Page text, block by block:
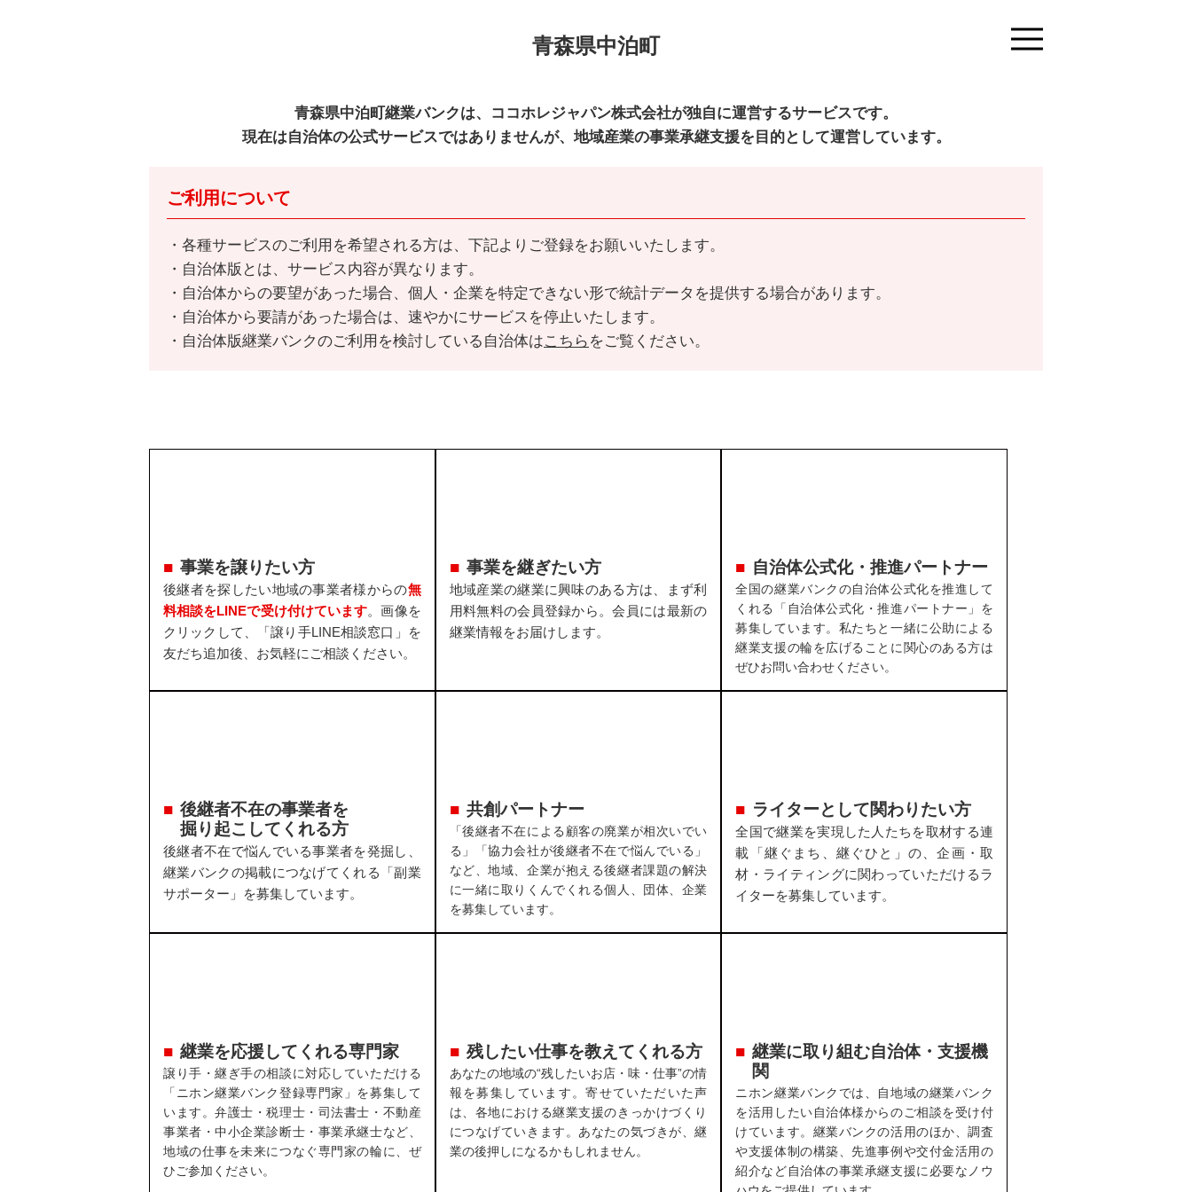
青森県中泊町
青森県中泊町継業バンクは、ココホレジャパン株式会社が独自に運営するサービスです。
現在は自治体の公式サービスではありませんが、地域産業の事業承継支援を目的として運営しています。
ご利用について
各種サービスのご利用を希望される方は、下記よりご登録をお願いいたします。
自治体版とは、サービス内容が異なります。
自治体からの要望があった場合、個人・企業を特定できない形で統計データを提供する場合があります。
自治体から要請があった場合は、速やかにサービスを停止いたします。
自治体版継業バンクのご利用を検討している自治体はこちら をご覧ください。
事業を譲りたい方
後継者を探したい地域の事業者様からの無
料相談をLINEで受け付けています。画像を
クリックして、「譲り手LINE相談窓口」を
友だち追加後、お気軽にご相談ください。
事業を継ぎたい方
地域産業の継業に興味のある方は、まず利
用料無料の会員登録から。会員には最新の
継業情報をお届けします。
自治体公式化・推進パートナー
全国の継業バンクの自治体公式化を推進して
くれる「自治体公式化・推進パートナー」を
募集しています。私たちと一緒に公助による
継業支援の輪を広げることに関心のある方は
ぜひお問い合わせください。
後継者不在の事業者を
掘り起こしてくれる方
後継者不在で悩んでいる事業者を発掘し、
継業バンクの掲載につなげてくれる「副業
サポーター」を募集しています。
共創パートナー
「後継者不在による顧客の廃業が相次いでい
る」「協力会社が後継者不在で悩んでいる」
など、地域、企業が抱える後継者課題の解決
に一緒に取りくんでくれる個人、団体、企業
を募集しています。
ライターとして関わりたい方
全国で継業を実現した人たちを取材する連
載「継ぐまち、継ぐひと」の、企画・取
材・ライティングに関わっていただけるラ
イターを募集しています。
継業を応援してくれる専門家
譲り手・継ぎ手の相談に対応していただける
「ニホン継業バンク登録専門家」を募集して
います。弁護士・税理士・司法書士・不動産
事業者・中小企業診断士・事業承継士など、
地域の仕事を未来につなぐ専門家の輪に、ぜ
ひご参加ください。
残したい仕事を教えてくれる方
あなたの地域の“残したいお店・味・仕事”の情
報を募集しています。寄せていただいた声
は、各地における継業支援のきっかけづくり
につなげていきます。あなたの気づきが、継
業の後押しになるかもしれません。
継業に取り組む自治体・支援機
関
ニホン継業バンクでは、自地域の継業バンク
を活用したい自治体様からのご相談を受け付
けています。継業バンクの活用のほか、調査
や支援体制の構築、先進事例や交付金活用の
紹介など自治体の事業承継支援に必要なノウ